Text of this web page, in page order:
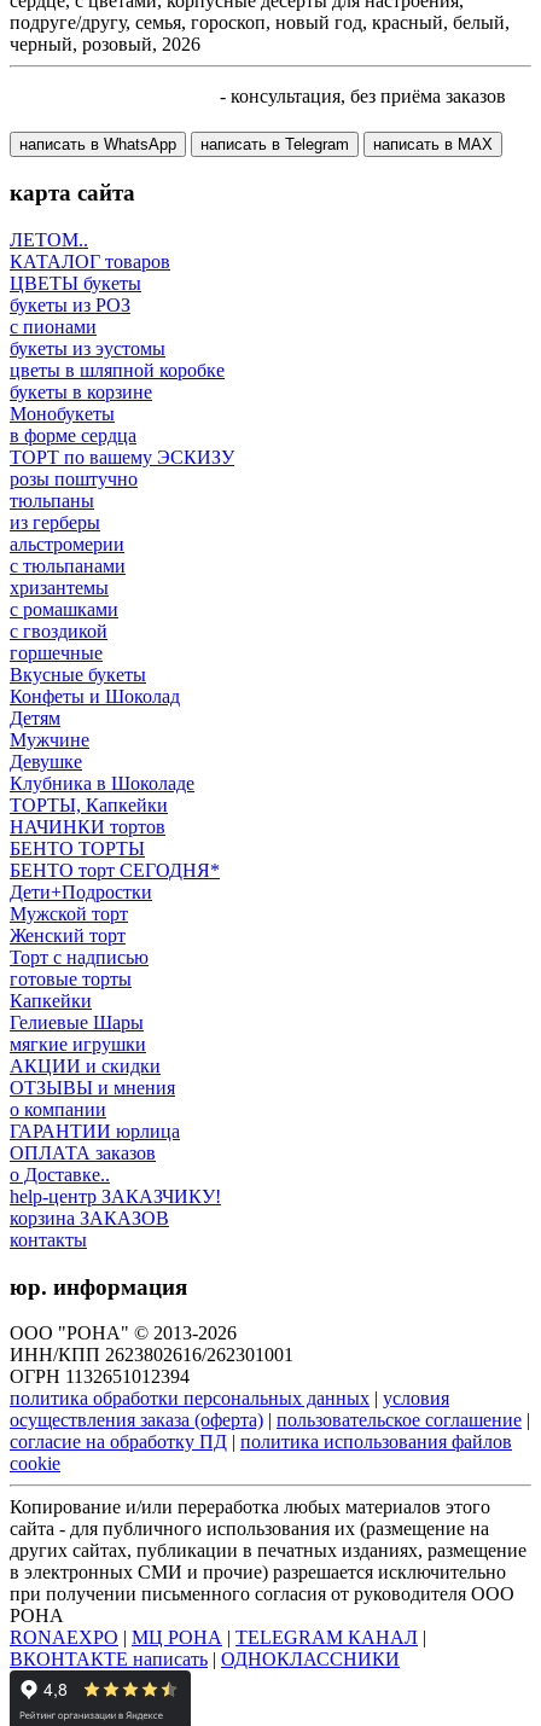
подруге/другу, семья, гороскоп, новый год, красный, белый,
черный, розовый, 2026
- консультация, без приёма заказов
написать в WhatsApp написать в Telegram написать в МАХ
карта сайта
ЛЕТОМ..
КАТАЛОГ товаров
ЦВЕТЫ букеты
букеты из РОЗ
с пионами
букеты из эустомы
цветы в шляпной коробке
букеты в корзине
Монобукеты
в форме сердца
ТОРТ по вашему ЭСКИЗУ
розы поштучно
тюльпаны
из герберы
альстромерии
с тюльпанами
хризантемы
с ромашками
с гвоздикой
горшечные
Вкусные букеты
Конфеты и Шоколад
Детям
Мужчине
Девушке
Клубника в Шоколаде
ТОРТЫ, Капкейки
НАЧИНКИ тортов
БЕНТО ТОРТЫ
БЕНТО торт СЕГОДНЯ*
Дети+Подростки
Мужской торт
Женский торт
Торт с надписью
готовые торты
Капкейки
Гелиевые Шары
мягкие игрушки
АКЦИИ и скидки
ОТЗЫВЫ и мнения
о компании
ГАРАНТИИ юрлица
ОПЛАТА заказов
о Доставке..
help-центр ЗАКАЗЧИКУ!
корзина ЗАКАЗОВ
контакты
юр. информация
ООО "РОНА" © 2013-2026
ИНН/КПП 2623802616/262301001
ОГРН 1132651012394
политика обработки персональных данных | условия
осуществления заказа (оферта) | пользовательское соглашение |
согласие на обработку ПД | политика использования файлов
cookie
Копирование и/или переработка любых материалов этого
сайта - для публичного использования их (размещение на
других сайтах, публикации в печатных изданиях, размещение
в электронных СМИ и прочие) разрешается исключительно
при получении письменного согласия от руководителя ООО
РОНА
RONAEXPO | МЦ РОНА | TELEGRAM КАНАЛ |
ВКОНТАКТЕ написать | ОДНОКЛАССНИКИ